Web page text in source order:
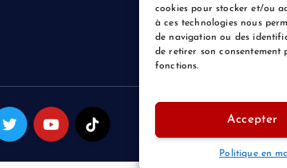
cookies pour stocker et/ou
à ces technologies nous
de navigation ou des
de retirer son consentement
fonctions.
Accepter
Politique en